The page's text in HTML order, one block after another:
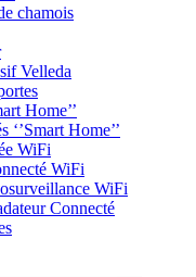
chamois
Velleda
Home’’
‘’Smart Home’’
WiFi
WiFi
WiFi
Connecté